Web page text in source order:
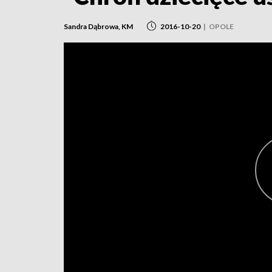
Sandra Dąbrowa, KM 2016-10-20 | OPOLE